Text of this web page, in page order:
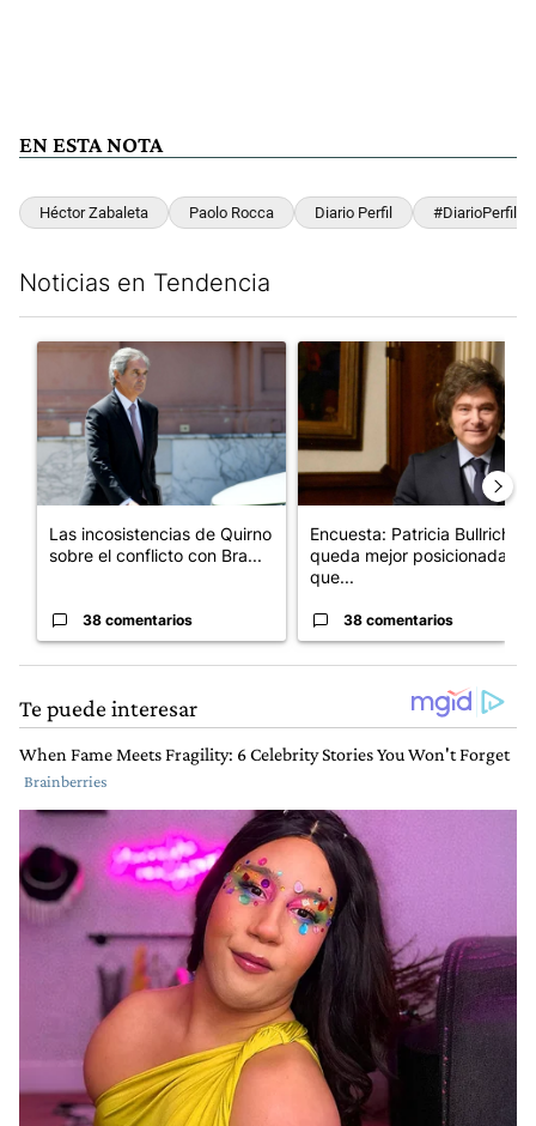
EN ESTA NOTA
Héctor Zabaleta Paolo Rocca Diario Perfil #DiarioPerfil
Noticias en Tendencia
Un artículo de tendencia con el título "Las incosistencias de
Las incosistencias de Quirno
sobre el conflicto con Bra...
38 comentarios
Un artículo de tendencia con
Encuesta: Patricia Bullrich
queda mejor posicionada
que...
38 comentarios